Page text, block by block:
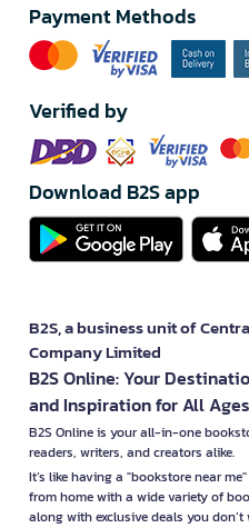
Payment Methods
Verified by
Download B2S app
B2S, a business unit of
Company Limited
B2S Online: Your
and Inspiration for All Ages
B2S Online is your all-in-one
readers, writers, and creators alike.
It’s like having a "bookstore near
from home with a wide variety of
along with exclusive deals you don’t